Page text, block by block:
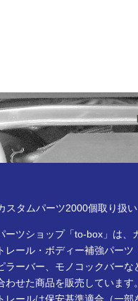
online store
スタムパーツ2000個取り扱い
ーツショップ「to-box」は、
レール・ボディー補強パー
ラーバー、モノコックバー
わせた商品を販売していま